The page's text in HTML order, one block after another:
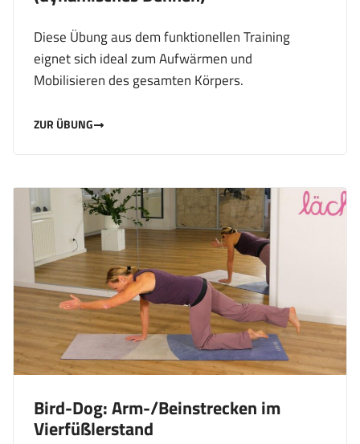
Diese Übung aus dem funktionellen Training
eignet sich ideal zum Aufwärmen und
Mobilisieren des gesamten Körpers.
ZUR ÜBUNG
Bird-Dog: Arm-/Beinstrecken im
Vierfüßlerstand